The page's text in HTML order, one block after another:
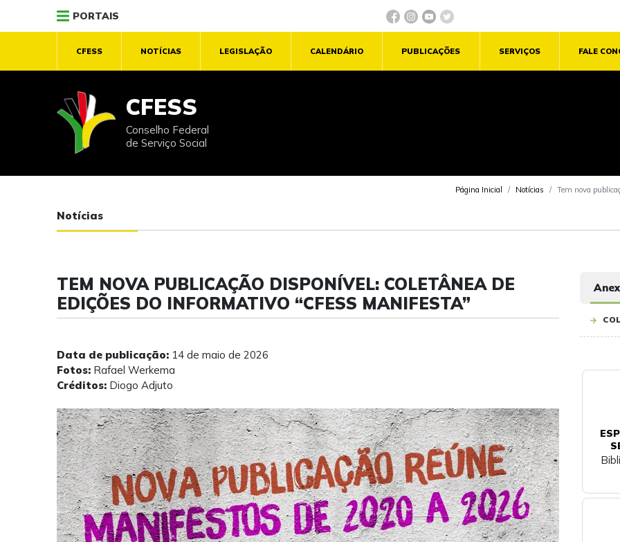
PORTAIS
CFESS NOTÍCIAS LEGISLAÇÃO CALENDÁRIO PUBLICAÇÕES SERVIÇOS FALE
CFESS
Conselho Federal
de Serviço Social
Página Inicial Notícias Tem nova
Notícias
TEM NOVA PUBLICAÇÃO DISPONÍVEL: COLETÂNEA DE
EDIÇÕES DO INFORMATIVO “CFESS MANIFESTA”
Data de publicação: 14 de maio de 2026
Fotos: Rafael Werkema
Créditos: Diogo Adjuto